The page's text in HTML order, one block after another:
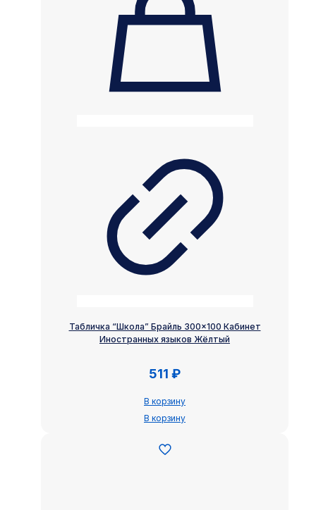
Табличка “Школа” Брайль 300×100 Кабинет
Иностранных языков Жёлтый
511 ₽
В корзину
В корзину